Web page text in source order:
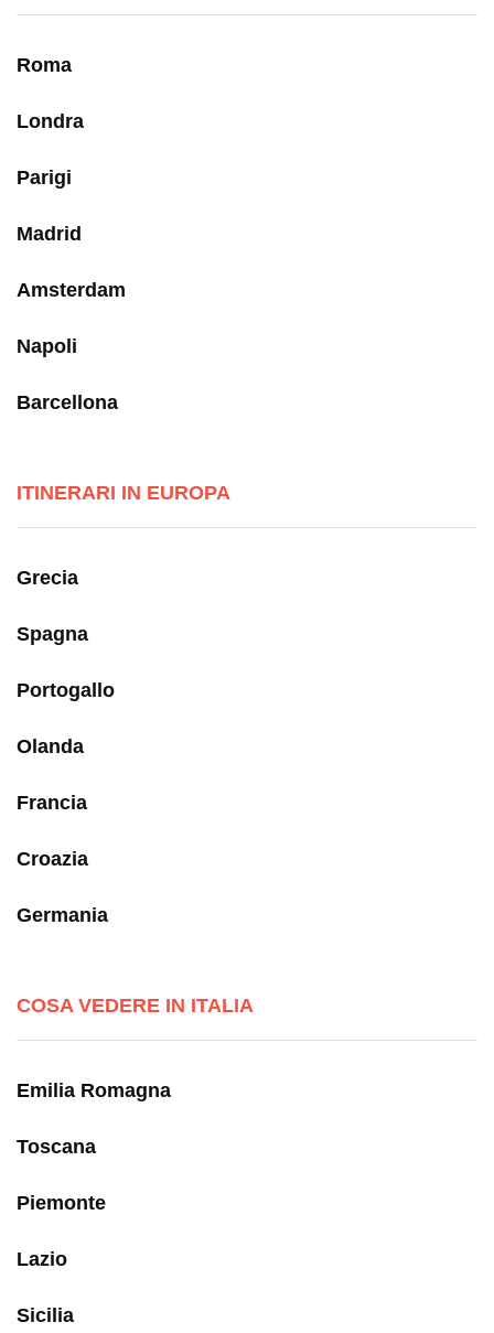
Roma
Londra
Parigi
Madrid
Amsterdam
Napoli
Barcellona
ITINERARI IN EUROPA
Grecia
Spagna
Portogallo
Olanda
Francia
Croazia
Germania
COSA VEDERE IN ITALIA
Emilia Romagna
Toscana
Piemonte
Lazio
Sicilia